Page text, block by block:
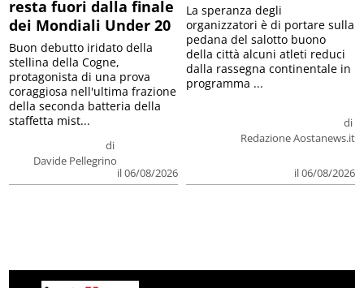
resta fuori dalla finale
dei Mondiali Under 20
di
Davide Pellegrino
il 06/08/2026
Buon debutto iridato della
stellina della Cogne,
protagonista di una prova
coraggiosa nell'ultima frazione
della seconda batteria della
staffetta mist...
di
Redazione Aostanews.it
il 06/08/2026
La speranza degli
organizzatori è di portare sulla
pedana del salotto buono
della città alcuni atleti reduci
dalla rassegna continentale in
programma ...